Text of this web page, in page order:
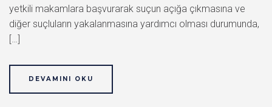
yetkili makamlara başvurarak suçun açığa çıkmasına ve
diğer suçluların yakalanmasına yardımcı olması durumunda,
[…]
DEVAMINI OKU